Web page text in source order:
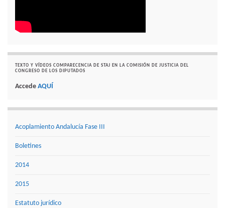
TEXTO Y VÍDEOS COMPARECENCIA DE STAJ EN LA COMISIÓN DE JUSTICIA DEL
CONGRESO DE LOS DIPUTADOS
Accede AQUÍ
Acoplamiento Andalucía Fase III
Boletines
2014
2015
Estatuto jurídico